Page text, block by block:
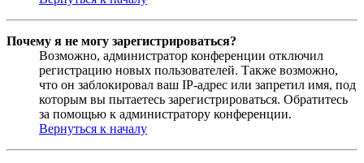
Почему я не могу зарегистрироваться?
Возможно, администратор конференции отключил
регистрацию новых пользователей. Также возможно,
что он заблокировал ваш IP-адрес или запретил имя, под
которым вы пытаетесь зарегистрироваться. Обратитесь
за помощью к администратору конференции.
Вернуться к началу